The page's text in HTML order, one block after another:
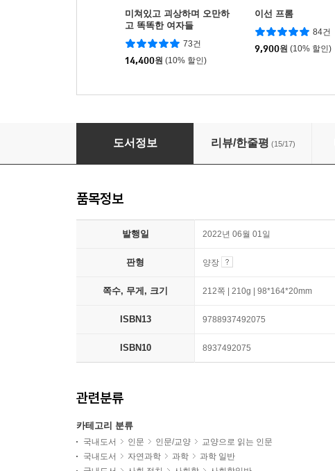
미쳐있고 괴상하며 오만하
고 똑똑한 여자들
73건
14,400원 (10% 할인)
이선 프롬
84건
9,900원 (10% 할인)
신비롭지 않은 여자들
도서정보 리뷰/한줄평 (15/17)
품목정보
발행일 2022년 06월 01일
판형 양장
쪽수, 무게, 크기 212쪽 | 210g | 98*164*20mm
ISBN13 9788937492075
ISBN10 8937492075
관련분류
카테고리 분류
국내도서 인문 인문/교양
교양으로 읽는 인문
국내도서
자연과학 과학
과학 일반